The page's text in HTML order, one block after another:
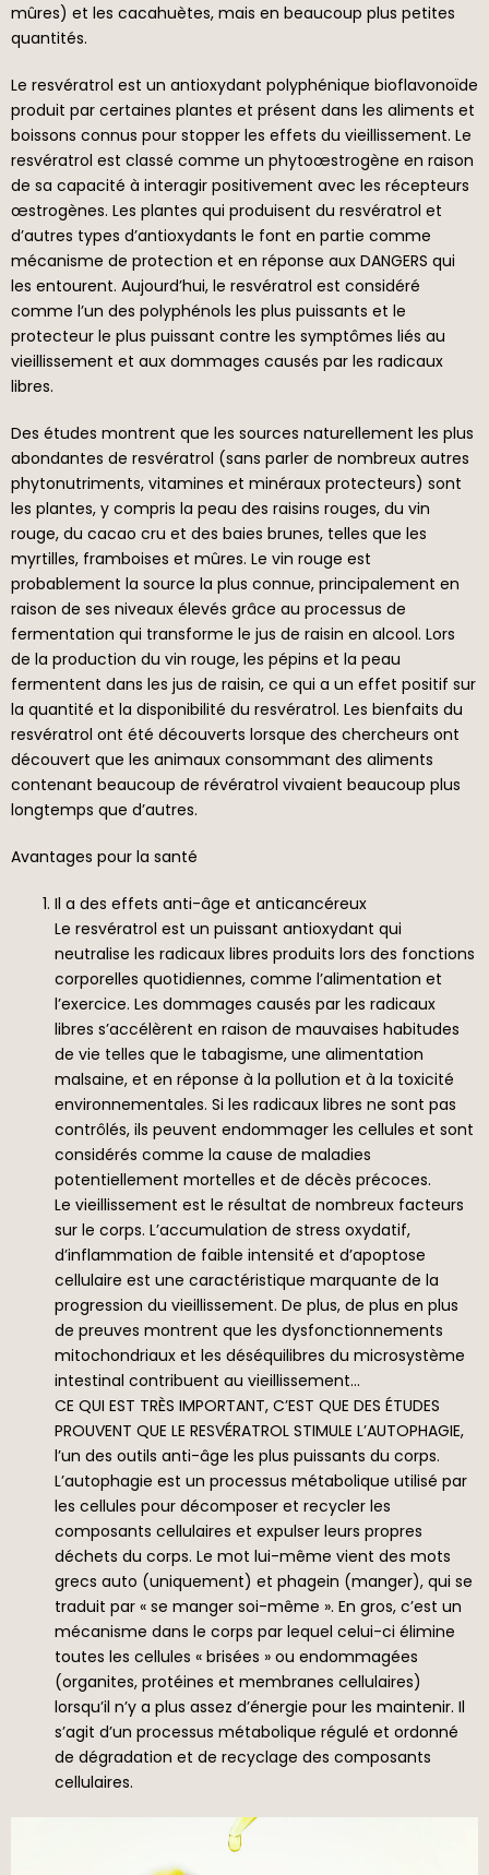
mûres) et les cacahuètes, mais en beaucoup plus petites
quantités.
Le resvératrol est un antioxydant polyphénique bioflavonoïde
produit par certaines plantes et présent dans les aliments et
boissons connus pour stopper les effets du vieillissement. Le
resvératrol est classé comme un phytoœstrogène en raison
de sa capacité à interagir positivement avec les récepteurs
œstrogènes. Les plantes qui produisent du resvératrol et
d’autres types d’antioxydants le font en partie comme
mécanisme de protection et en réponse aux DANGERS qui
les entourent. Aujourd’hui, le resvératrol est considéré
comme l’un des polyphénols les plus puissants et le
protecteur le plus puissant contre les symptômes liés au
vieillissement et aux dommages causés par les radicaux
libres.
Des études montrent que les sources naturellement les plus
abondantes de resvératrol (sans parler de nombreux autres
phytonutriments, vitamines et minéraux protecteurs) sont
les plantes, y compris la peau des raisins rouges, du vin
rouge, du cacao cru et des baies brunes, telles que les
myrtilles, framboises et mûres. Le vin rouge est
probablement la source la plus connue, principalement en
raison de ses niveaux élevés grâce au processus de
fermentation qui transforme le jus de raisin en alcool. Lors
de la production du vin rouge, les pépins et la peau
fermentent dans les jus de raisin, ce qui a un effet positif sur
la quantité et la disponibilité du resvératrol. Les bienfaits du
resvératrol ont été découverts lorsque des chercheurs ont
découvert que les animaux consommant des aliments
contenant beaucoup de révératrol vivaient beaucoup plus
longtemps que d’autres.
Avantages pour la santé
Il a des effets anti-âge et anticancéreux
Le resvératrol est un puissant antioxydant qui
neutralise les radicaux libres produits lors des fonctions
corporelles quotidiennes, comme l’alimentation et
l’exercice. Les dommages causés par les radicaux
libres s’accélèrent en raison de mauvaises habitudes
de vie telles que le tabagisme, une alimentation
malsaine, et en réponse à la pollution et à la toxicité
environnementales. Si les radicaux libres ne sont pas
contrôlés, ils peuvent endommager les cellules et sont
considérés comme la cause de maladies
potentiellement mortelles et de décès précoces.
Le vieillissement est le résultat de nombreux facteurs
sur le corps. L’accumulation de stress oxydatif,
d’inflammation de faible intensité et d’apoptose
cellulaire est une caractéristique marquante de la
progression du vieillissement. De plus, de plus en plus
de preuves montrent que les dysfonctionnements
mitochondriaux et les déséquilibres du microsystème
intestinal contribuent au vieillissement…
CE QUI EST TRÈS IMPORTANT, C’EST QUE DES ÉTUDES
PROUVENT QUE LE RESVÉRATROL STIMULE L’AUTOPHAGIE,
l’un des outils anti-âge les plus puissants du corps.
L’autophagie est un processus métabolique utilisé par
les cellules pour décomposer et recycler les
composants cellulaires et expulser leurs propres
déchets du corps. Le mot lui-même vient des mots
grecs auto (uniquement) et phagein (manger), qui se
traduit par « se manger soi-même ». En gros, c’est un
mécanisme dans le corps par lequel celui-ci élimine
toutes les cellules « brisées » ou endommagées
(organites, protéines et membranes cellulaires)
lorsqu’il n’y a plus assez d’énergie pour les maintenir. Il
s’agit d’un processus métabolique régulé et ordonné
de dégradation et de recyclage des composants
cellulaires.